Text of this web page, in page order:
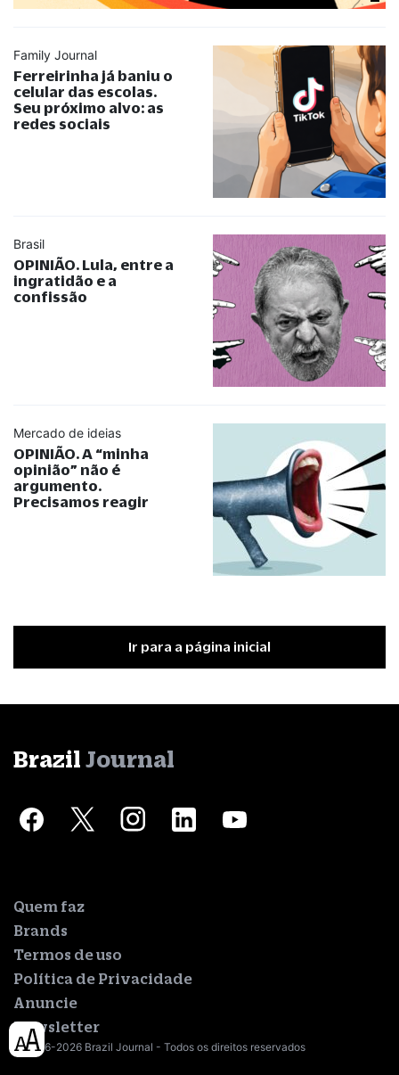
Family Journal
Ferreirinha já baniu o
celular das escolas.
Seu próximo alvo: as
redes sociais
Brasil
OPINIÃO. Lula, entre a
ingratidão e a
confissão
Mercado de ideias
OPINIÃO. A “minha
opinião” não é
argumento.
Precisamos reagir
Ir para a página inicial
Brazil Journal
Quem faz
Brands
Termos de uso
Política de Privacidade
Anuncie
Newsletter
© 2016-2026 Brazil Journal - Todos os direitos reservados